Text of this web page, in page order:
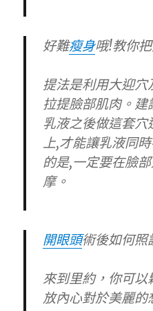
好難瘦身哦!教你
提法是利用大迎
拉提臉部肌肉。
乳液之後做這套
上,才能讓乳液同
的是,一定要在臉
摩。
開眼頭術後如何照
來到里約，你可
放內心對於美麗的